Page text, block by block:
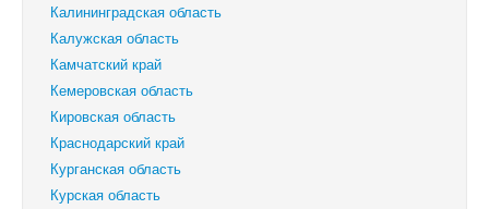
Калининградская область
Калужская область
Камчатский край
Кемеровская область
Кировская область
Краснодарский край
Курганская область
Курская область